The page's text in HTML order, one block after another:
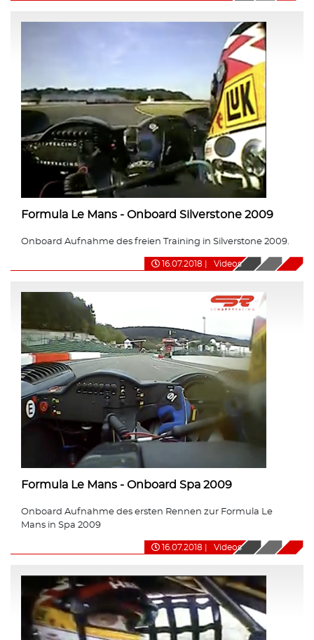
Formula Le Mans - Onboard Silverstone 2009
Onboard Aufnahme des freien Training in Silverstone 2009.
16.07.2018 Videos
Formula Le Mans - Onboard Spa 2009
Onboard Aufnahme des ersten Rennen zur Formula Le
Mans in Spa 2009
16.07.2018 Videos